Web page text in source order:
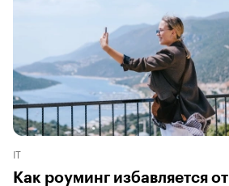
IT
Как роуминг избавляется от